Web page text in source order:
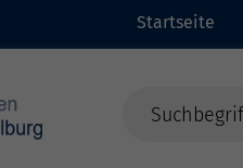
Startseite